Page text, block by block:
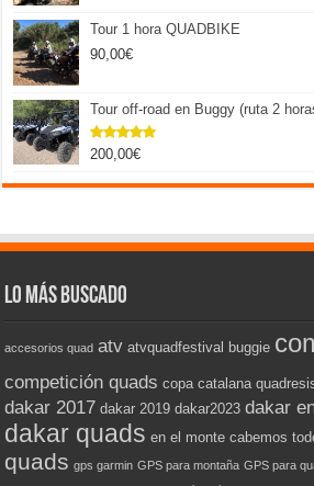
Tour 1 hora QUADBIKE
90,00€
Tour off-road en Buggy (ruta 2
Valorado
de 5
200,00€
Lo más buscado
accesorios quad atv atvquadfestival buggie
competición quads copa catalana
dakar 2017 dakar 2019 dakar2023 dakar
dakar quads en el monte cabemos
quads gps garmin GPS para montaña GPS para